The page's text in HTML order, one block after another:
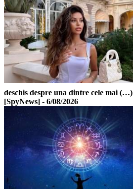
deschis despre una dintre cele mai (…)
[SpyNews] - 6/08/2026